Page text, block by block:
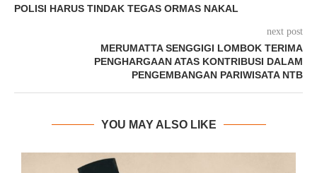
POLISI HARUS TINDAK TEGAS ORMAS NAKAL
next post
MERUMATTA SENGGIGI LOMBOK TERIMA
PENGHARGAAN ATAS KONTRIBUSI DALAM
PENGEMBANGAN PARIWISATA NTB
YOU MAY ALSO LIKE